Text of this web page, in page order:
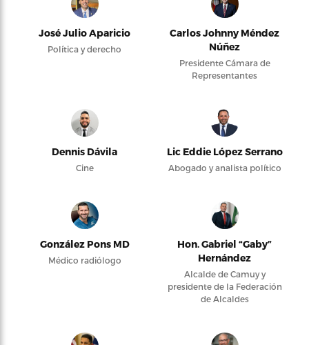
José Julio Aparicio
Política y derecho
Carlos Johnny Méndez
Núñez
Presidente Cámara de
Representantes
Dennis Dávila
Cine
Lic Eddie López Serrano
Abogado y analista político
González Pons MD
Médico radiólogo
Hon. Gabriel “Gaby”
Hernández
Alcalde de Camuy y
presidente de la Federación
de Alcaldes